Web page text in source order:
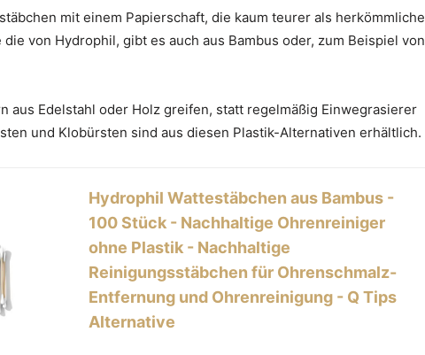
mit einem Papierschaft, die kaum teurer als herkömmliche
von Hydrophil, gibt es auch aus Bambus oder, zum Beispiel von
aus Edelstahl oder Holz greifen, statt regelmäßig Einwegrasierer
und Klobürsten sind aus diesen Plastik-Alternativen erhältlich.
Hydrophil Wattestäbchen aus Bambus -
100 Stück - Nachhaltige Ohrenreiniger
ohne Plastik - Nachhaltige
Reinigungsstäbchen für Ohrenschmalz-
Entfernung und Ohrenreinigung - Q Tips
Alternative